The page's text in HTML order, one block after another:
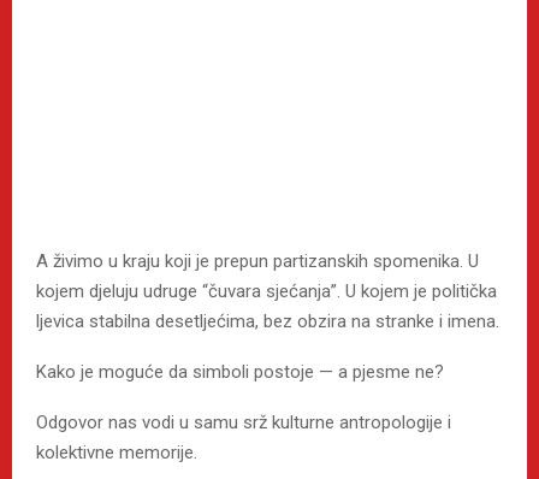
A živimo u kraju koji je prepun partizanskih spomenika. U
kojem djeluju udruge “čuvara sjećanja”. U kojem je politička
ljevica stabilna desetljećima, bez obzira na stranke i imena.
Kako je moguće da simboli postoje — a pjesme ne?
Odgovor nas vodi u samu srž kulturne antropologije i
kolektivne memorije.